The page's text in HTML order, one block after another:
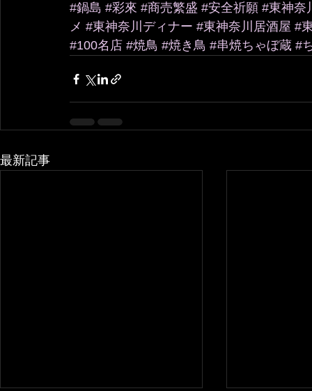
#鍋島 #彩來 #商売繁盛 #安全祈願 #東神奈
メ #東神奈川ディナー #東神奈川居酒屋 #
#100名店 #焼鳥 #焼き鳥 #串焼ちゃぼ蔵 #
最新記事